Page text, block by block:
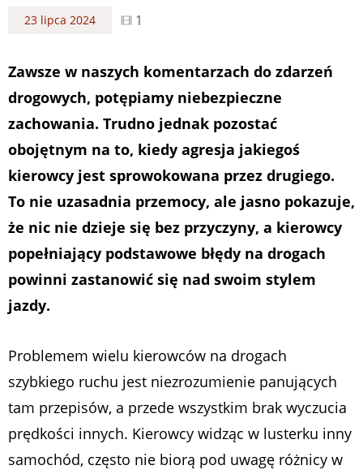
23 lipca 2024 1
Zawsze w naszych komentarzach do zdarzeń
drogowych, potępiamy niebezpieczne
zachowania. Trudno jednak pozostać
obojętnym na to, kiedy agresja jakiegoś
kierowcy jest sprowokowana przez drugiego.
To nie uzasadnia przemocy, ale jasno pokazuje,
że nic nie dzieje się bez przyczyny, a kierowcy
popełniający podstawowe błędy na drogach
powinni zastanowić się nad swoim stylem
jazdy.
Problemem wielu kierowców na drogach
szybkiego ruchu jest niezrozumienie panujących
tam przepisów, a przede wszystkim brak wyczucia
prędkości innych. Kierowcy widząc w lusterku inny
samochód, często nie biorą pod uwagę różnicy w